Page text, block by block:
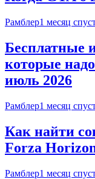
Рамблер1 месяц
Бесплатные
которые
июль 2026
Рамблер1 месяц
Как найти
Forza
Рамблер1 месяц